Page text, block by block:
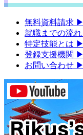
無料資料請求 ▶︎
就職までの流れ
特定技能とは ▶︎
登録支援機関 ▶︎
お問い合わせ ▶︎